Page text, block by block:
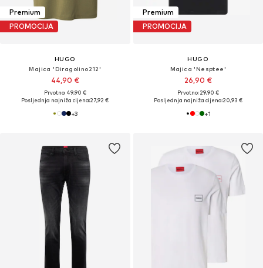
Premium
PROMOCIJA
HUGO
Majica 'Diragolino212'
44,90 €
Prvotno: 49,90 €
Posljednja najniža cijena:27,92 €
+3
Premium
PROMOCIJA
HUGO
Majica 'Nesptee'
26,90 €
Prvotno: 29,90 €
Posljednja najniža cijena:20,93 €
+1